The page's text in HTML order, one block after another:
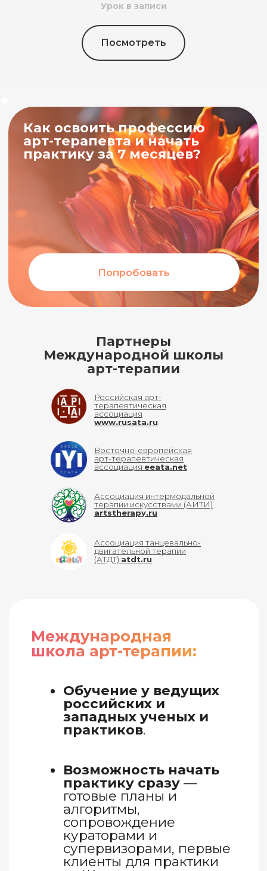
Урок в записи
Посмотреть
Партнеры
Международной школы
арт-терапии
Российская арт-
терапевтическая
ассоциация
www.rusata.ru
Ассоциация интермодальной
терапии искусствами (АИТИ)
artstherapy.ru
Ассоциация танцевально-
двигательной терапии
(АТДТ) atdt.ru
Российская арт-терапевтическая
ассоциация www.rusata.ru
Ассоциация танцевально-
двигательной терапии (АТДТ)
atdt.ru
Восточно-европейская арт-
eeata.net
Восточно-европейская
арт-терапевтическая
ассоциация eeata.net
Видеоистории